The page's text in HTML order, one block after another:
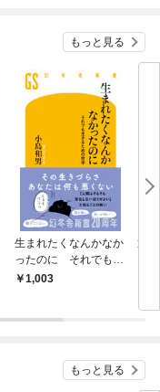
もっと見る
生まれたくなんかなか
ったのに それでも生
きるための哲学
1,003
退
もっと見る